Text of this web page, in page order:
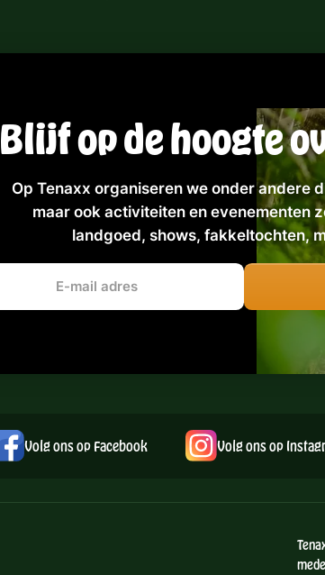
Blijf op de hoogte
Op Tenaxx organiseren we onder andere
maar ook activiteiten en evenementen
landgoed, shows, fakkeltochten,
Volg ons op Facebook Volg ons op